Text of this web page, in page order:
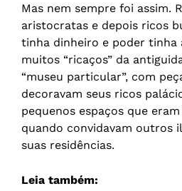
Mas nem sempre foi assim.
aristocratas e depois ricos
tinha dinheiro e poder tinha
muitos “ricaços” da
“museu particular”, com
decoravam seus ricos
pequenos espaços que
quando convidavam outros
suas residências.
Leia também: